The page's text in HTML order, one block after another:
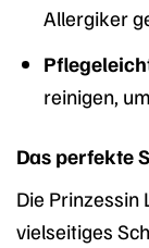
Allergiker
reinigen,
Das perfekte
Die
vielseitiges